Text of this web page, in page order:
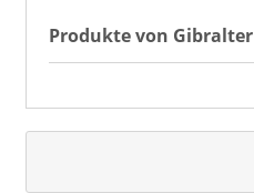
Produkte von Gibralter